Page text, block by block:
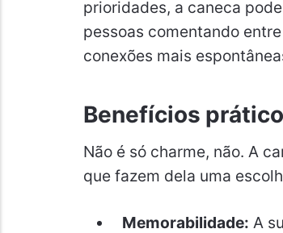
prioridades, a caneca
pessoas comentando
conexões mais
Benefícios
Não é só charme, não. A
que fazem dela uma
Memorabilidade: A